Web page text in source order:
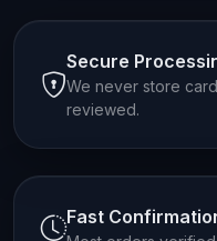
Secure
We never store
reviewed.
Fast